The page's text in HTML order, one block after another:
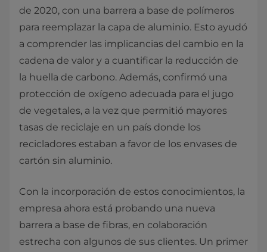
de 2020, con una barrera a base de polímeros
para reemplazar la capa de aluminio. Esto ayudó
a comprender las implicancias del cambio en la
cadena de valor y a cuantificar la reducción de
la huella de carbono. Además, confirmó una
protección de oxígeno adecuada para el jugo
de vegetales, a la vez que permitió mayores
tasas de reciclaje en un país donde los
recicladores estaban a favor de los envases de
cartón sin aluminio.
Con la incorporación de estos conocimientos, la
empresa ahora está probando una nueva
barrera a base de fibras, en colaboración
estrecha con algunos de sus clientes. Un primer